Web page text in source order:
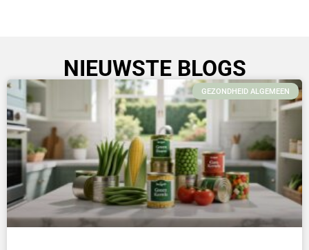
NIEUWSTE BLOGS
GEZONDHEID ALGEMEEN